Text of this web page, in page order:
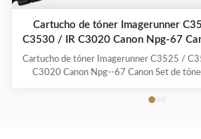
Cartucho de tóner Imagerunner
C3530 / IR C3020 Canon Npg-67
de tóner para copiadoras
Cartucho de tóner Imagerunner C3525 /
C3020 Canon Npg--67 Canon Set de
NPG-67 Multipack Color Toner Cartridge